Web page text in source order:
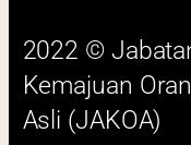
skrin beresolusi